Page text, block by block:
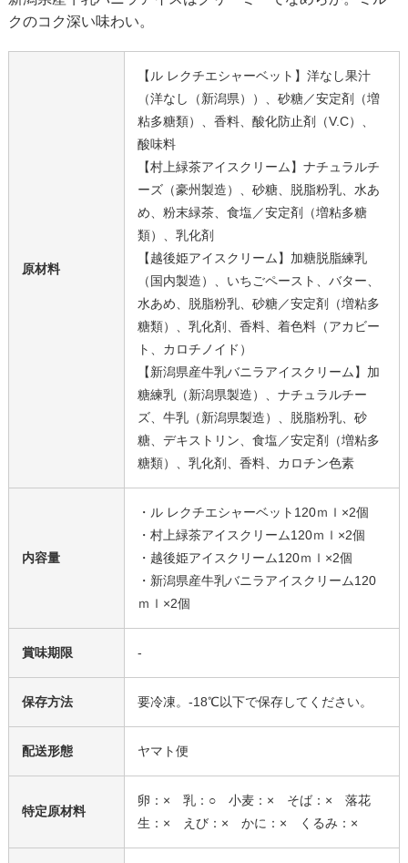
クのコク深い味わい。
原材料
【ル レクチエシャーベット】洋なし果汁
（洋なし（新潟県））、砂糖／安定剤（増
粘多糖類）、香料、酸化防止剤（V.C）、
酸味料
【村上緑茶アイスクリーム】ナチュラルチ
ーズ（豪州製造）、砂糖、脱脂粉乳、水あ
め、粉末緑茶、食塩／安定剤（増粘多糖
類）、乳化剤
【越後姫アイスクリーム】加糖脱脂練乳
（国内製造）、いちごペースト、バター、
水あめ、脱脂粉乳、砂糖／安定剤（増粘多
糖類）、乳化剤、香料、着色料（アカビー
ト、カロチノイド）
【新潟県産牛乳バニラアイスクリーム】加
糖練乳（新潟県製造）、ナチュラルチー
ズ、牛乳（新潟県製造）、脱脂粉乳、砂
糖、デキストリン、食塩／安定剤（増粘多
糖類）、乳化剤、香料、カロチン色素
内容量
・ル レクチエシャーベット120ｍｌ×2個
・村上緑茶アイスクリーム120ｍｌ×2個
・越後姫アイスクリーム120ｍｌ×2個
・新潟県産牛乳バニラアイスクリーム120
ｍｌ×2個
賞味期限 -
保存方法 要冷凍。-18℃以下で保存してください。
配送形態 ヤマト便
特定原材料
卵：× 乳：○ 小麦：× そば：× 落花
生：× えび：× かに：× くるみ：×